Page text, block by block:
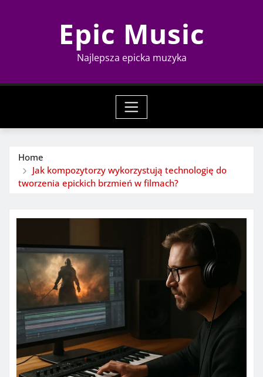
Epic Music
Najlepsza epicka muzyka
Home
Jak kompozytorzy wykorzystują technologię do
tworzenia epickich brzmień w filmach?